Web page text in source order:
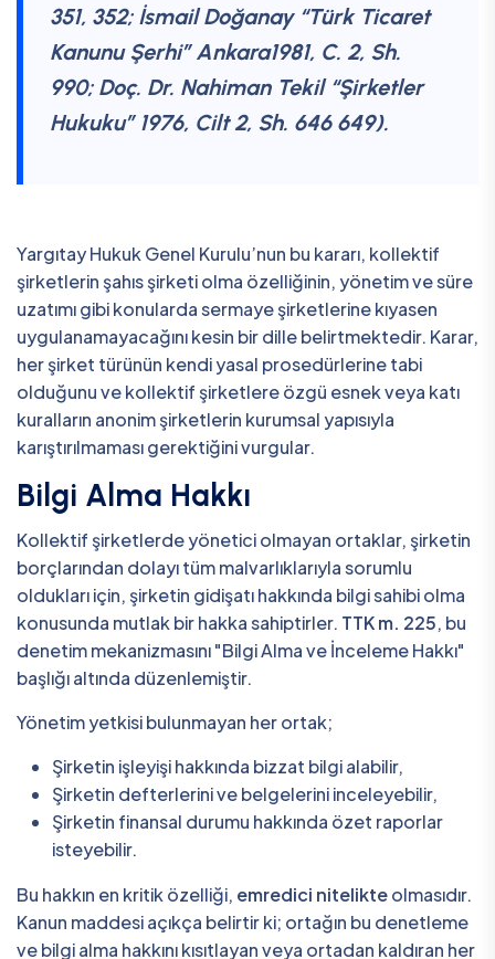
351, 352; İsmail Doğanay “Türk Ticaret
Kanunu Şerhi” Ankara1981, C. 2, Sh.
990; Doç. Dr. Nahiman Tekil “Şirketler
Hukuku” 1976, Cilt 2, Sh. 646 649).
Yargıtay Hukuk Genel Kurulu’nun bu kararı, kollektif
şirketlerin şahıs şirketi olma özelliğinin, yönetim ve süre
uzatımı gibi konularda sermaye şirketlerine kıyasen
uygulanamayacağını kesin bir dille belirtmektedir. Karar,
her şirket türünün kendi yasal prosedürlerine tabi
olduğunu ve kollektif şirketlere özgü esnek veya katı
kuralların anonim şirketlerin kurumsal yapısıyla
karıştırılmaması gerektiğini vurgular.
Bilgi Alma Hakkı
Kollektif şirketlerde yönetici olmayan ortaklar, şirketin
borçlarından dolayı tüm malvarlıklarıyla sorumlu
oldukları için, şirketin gidişatı hakkında bilgi sahibi olma
konusunda mutlak bir hakka sahiptirler. TTK m. 225, bu
denetim mekanizmasını "Bilgi Alma ve İnceleme Hakkı"
başlığı altında düzenlemiştir.
Yönetim yetkisi bulunmayan her ortak;
Şirketin işleyişi hakkında bizzat bilgi alabilir,
Şirketin defterlerini ve belgelerini inceleyebilir,
Şirketin finansal durumu hakkında özet raporlar
isteyebilir.
Bu hakkın en kritik özelliği, emredici nitelikteolmasıdır.
Kanun maddesi açıkça belirtir ki; ortağın bu denetleme
ve bilgi alma hakkını kısıtlayan veya ortadan kaldıran her